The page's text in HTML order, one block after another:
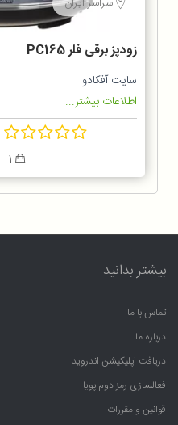
زودپز برقی فلر PC165
سایت آفکادو
اطلاعات بیشتر...
بیشتر بدانید
تماس با ما
درباره ما
دریافت اپلیکیشن اندروید
فعالسازی رمز دوم پویا
قوانین و مقررات